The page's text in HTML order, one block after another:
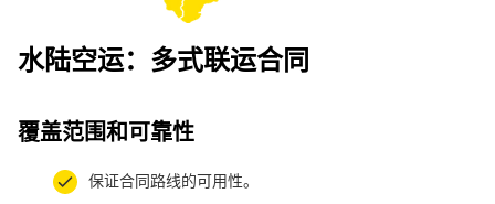
水陆空运：多式联运合同
覆盖范围和可靠性
保证合同路线的可用性。